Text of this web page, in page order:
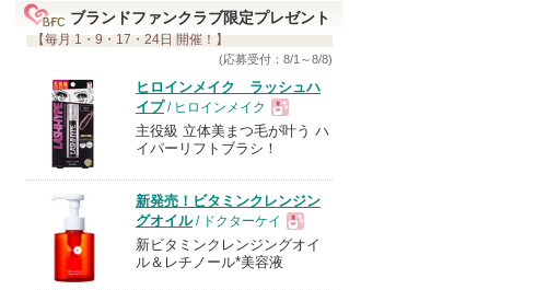
ブランドファンクラブ限定プレゼント
【毎月 1・9・17・24日 開催！】
(応募受付：8/1～8/8)
ヒロインメイク ラッシュハ
イプ/ ヒロインメイク
現
品
主役級 立体美まつ毛が叶う ハ
イパーリフトブラシ！
新発売！ビタミンクレンジン
グオイル/ ドクターケイ
現
新ビタミンクレンジングオイ
ル＆レチノール*美容液